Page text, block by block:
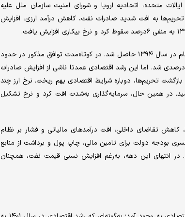
متحده، اتحادیه اروپا و شورای امنیت سازمان ملل علیه
به افت شدید صادرات نفت، کاهش درآمد ارزی، افزایش
با روی کار آمدن دولت یازدهم و تمرکز آن بر سیاست تنش‌زدایی، توافق برجام در سال ۱۳۹۴ حاصل شد. در کوتاه‌مدت توافق مذکور در حدود
سال ۱۳۹۵ منجر به افزایش صادرات نفت، کاهش تورم و رشد اقتصادی ۱۲.۵درصدی شد. اما این رشد اقتصادی عمدتا ناشی از افزایش صادرات
و نه رشد تولید. اما با خروج آمریکا از برجام در اردیبهشت ۱۳۹۷ و بازگشت تحریم‌ها، دوباره شرایط اقتصادی بهم ریخت. نرخ ارز چند
عمومی کاهش یافته و نرخ تورم به بیش از ۴۰درصد رسید. در همین حال، سرمایه‌گذاری به‌شدت افت کرد و نرخ تشکیل
کاهش تقاضای داخلی، افت درآمدهای مالیاتی و فشار بر نظام
بودجه دولت برای تامین مالی، چاپ پول و برداشت از منابع
در انتهای این دهه، به‌‌رغم افزایش نسبی قیمت نفت، همچنان